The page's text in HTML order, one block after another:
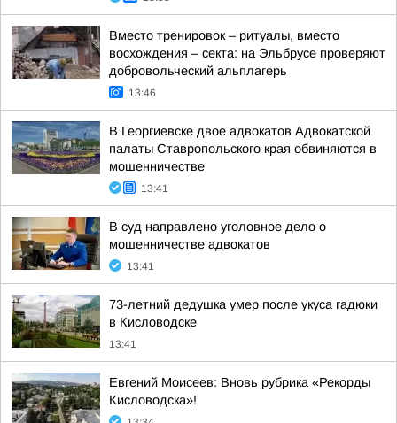
Вместо тренировок – ритуалы, вместо
восхождения – секта: на Эльбрусе проверяют
добровольческий альплагерь
13:46
В Георгиевске двое адвокатов Адвокатской
палаты Ставропольского края обвиняются в
мошенничестве
13:41
В суд направлено уголовное дело о
мошенничестве адвокатов
13:41
73-летний дедушка умер после укуса гадюки
в Кисловодске
13:41
Евгений Моисеев: Вновь рубрика «Рекорды
Кисловодска»!